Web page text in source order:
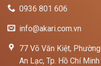
0936 801 606
info@akari.com.vn
77 Võ Văn Kiệt, Phường
An Lạc, Tp. Hồ Chí Minh